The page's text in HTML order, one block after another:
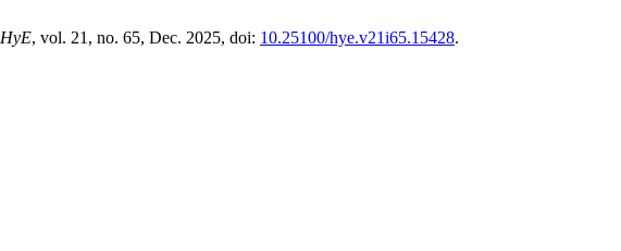
HyE, vol. 21, no. 65, Dec. 2025, doi: 10.25100/hye.v21i65.15428.